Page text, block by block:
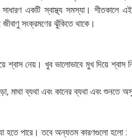
একটি স্বাস্থ্য সমস্যা। শীতকালে
জীবাণু সংক্রমণের ঝুঁকিতে থাকে।
শ্বাস নেয়। খুব ভালোভাবে মুখ দিয়ে
মাথা ব্যথা এবং কানের ব্যথা এবং শুনতে
হতে পারে। তবে অন্যতম কারণগুলো হলো :